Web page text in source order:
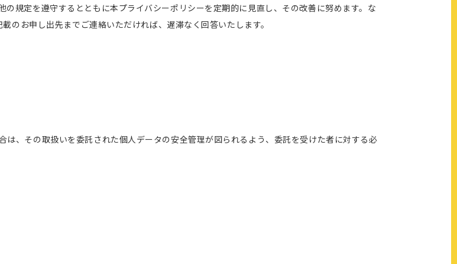
規定を遵守するとともに本プライバシーポリシーを定期的に見直し、その改善に努めます。な
のお申し出先までご連絡いただければ、遅滞なく回答いたします。
、その取扱いを委託された個人データの安全管理が図られるよう、委託を受けた者に対する必